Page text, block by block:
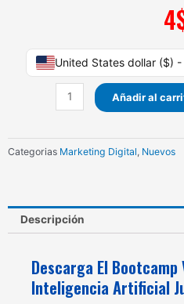
4
United States dollar ($) -
Bootcamp
Vende
Artificial
Juan
Añadir al
Categorias Marketing Digital, Nuevos
Descripción
Descarga El Bootcamp
Inteligencia Artificial